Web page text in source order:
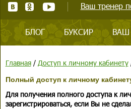
Ваш тренер
БЛОГ БУКСИР ВАШ
Главная/ Доступ к личному кабинету
Полный доступ к личному
Для получения полного доступа к
зарегистрироваться, если Вы не